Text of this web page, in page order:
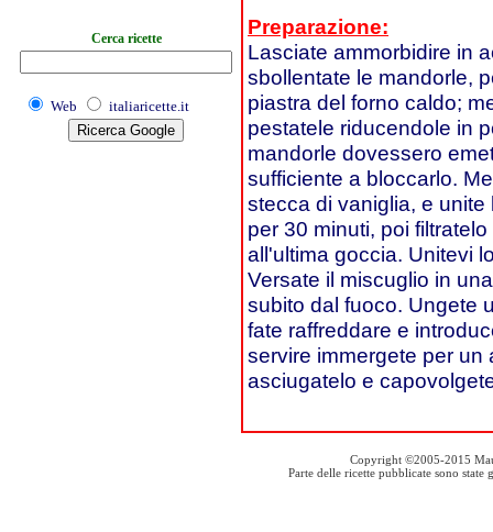
Cerca ricette
Web italiaricette.it
Preparazione:
Lasciate ammorbidire in
sbollentate le mandorle,
piastra del forno caldo;
pestatele riducendole in
mandorle dovessero
sufficiente a bloccarlo.
stecca di vaniglia, e
per 30 minuti, poi
all'ultima goccia. Unitevi
Versate il miscuglio in
subito dal fuoco. Ungete
fate raffreddare e
servire immergete per un
asciugatelo e
Copyright ©2005-2015
Parte delle ricette pubblicate sono state